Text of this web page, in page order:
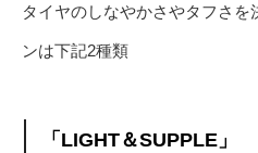
タイヤのしなやかさやタフさ
ンは下記2種類
「LIGHT＆SUPPLE」